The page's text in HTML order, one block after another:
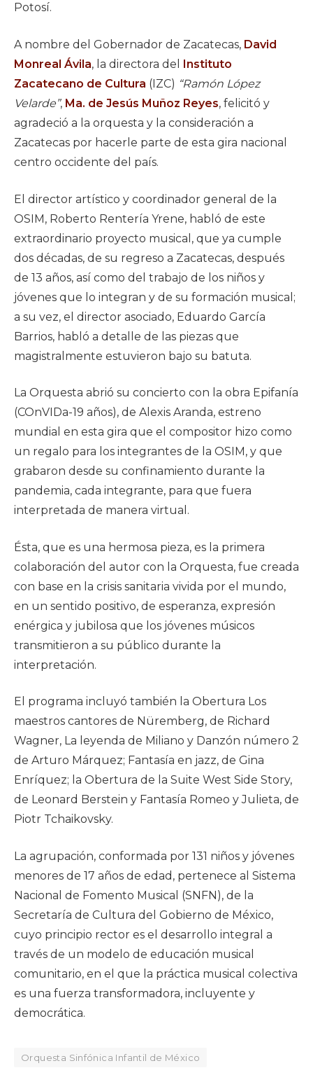
Potosí.
A nombre del Gobernador de Zacatecas, David
Monreal Ávila, la directora del Instituto
Zacatecano de Cultura (IZC) “Ramón López
Velarde”, Ma. de Jesús Muñoz Reyes, felicitó y
agradeció a la orquesta y la consideración a
Zacatecas por hacerle parte de esta gira nacional
centro occidente del país.
El director artístico y coordinador general de la
OSIM, Roberto Rentería Yrene, habló de este
extraordinario proyecto musical, que ya cumple
dos décadas, de su regreso a Zacatecas, después
de 13 años, así como del trabajo de los niños y
jóvenes que lo integran y de su formación musical;
a su vez, el director asociado, Eduardo García
Barrios, habló a detalle de las piezas que
magistralmente estuvieron bajo su batuta.
La Orquesta abrió su concierto con la obra Epifanía
(COnVIDa-19 años), de Alexis Aranda, estreno
mundial en esta gira que el compositor hizo como
un regalo para los integrantes de la OSIM, y que
grabaron desde su confinamiento durante la
pandemia, cada integrante, para que fuera
interpretada de manera virtual.
Ésta, que es una hermosa pieza, es la primera
colaboración del autor con la Orquesta, fue creada
con base en la crisis sanitaria vivida por el mundo,
en un sentido positivo, de esperanza, expresión
enérgica y jubilosa que los jóvenes músicos
transmitieron a su público durante la
interpretación.
El programa incluyó también la Obertura Los
maestros cantores de Nüremberg, de Richard
Wagner, La leyenda de Miliano y Danzón número 2
de Arturo Márquez; Fantasía en jazz, de Gina
Enríquez; la Obertura de la Suite West Side Story,
de Leonard Berstein y Fantasía Romeo y Julieta, de
Piotr Tchaikovsky.
La agrupación, conformada por 131 niños y jóvenes
menores de 17 años de edad, pertenece al Sistema
Nacional de Fomento Musical (SNFN), de la
Secretaría de Cultura del Gobierno de México,
cuyo principio rector es el desarrollo integral a
través de un modelo de educación musical
comunitario, en el que la práctica musical colectiva
es una fuerza transformadora, incluyente y
democrática.
Orquesta Sinfónica Infantil de México